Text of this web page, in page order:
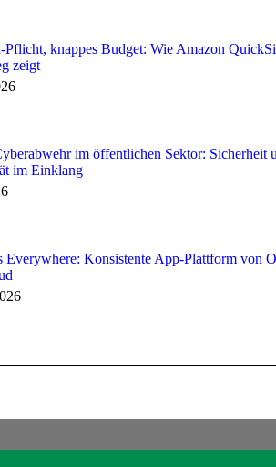
Pflicht, knappes Budget: Wie Amazon
zeigt
im öffentlichen Sektor: Sicherheit
im Einklang
Everywhere: Konsistente App-Plattform von